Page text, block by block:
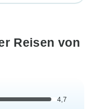
Reisen von
4,7